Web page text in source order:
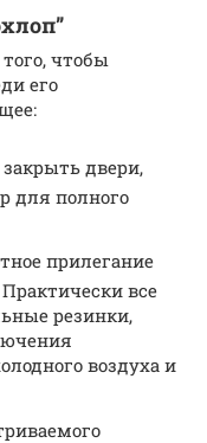
чтобы
его
двери,
для полного
прилегание
все
резинки,
воздуха и